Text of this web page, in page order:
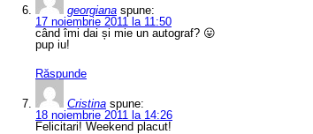
georgiana spune:
17 noiembrie 2011 la 11:50
când îmi dai și mie un autograf? 😛
pup iu!
Răspunde
Cristina spune:
18 noiembrie 2011 la 14:26
Felicitari! Weekend placut!